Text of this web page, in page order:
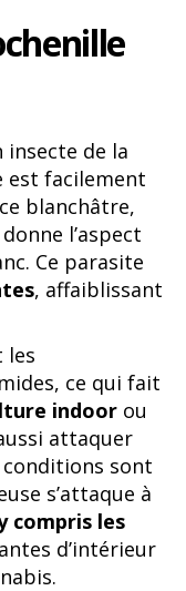
insecte de la
est facilement
blanchâtre,
l’aspect
Ce parasite
, affaiblissant
les
ce qui fait
indoor ou
attaquer
sont
s’attaque à
compris les
d’intérieur